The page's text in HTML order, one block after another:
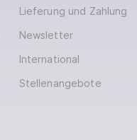
Lieferung und Zahlung
Newsletter
International
Stellenangebote